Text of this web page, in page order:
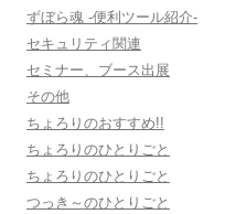
ずぼら魂 -便利ツール紹介-
セキュリティ関連
セミナー、ブース出展
その他
ちょろりのおすすめ!!
ちょろりのひとりごと
ちょろりのひとりごと
つっき～のひとりごと